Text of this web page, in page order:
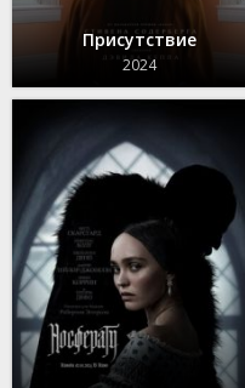
Присутствие
2024